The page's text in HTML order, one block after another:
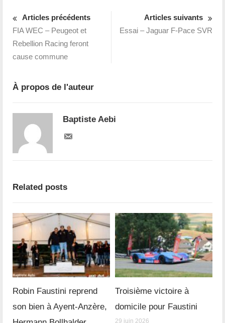
Articles précédents
FIA WEC – Peugeot et
Rebellion Racing feront
cause commune
Articles suivants
Essai – Jaguar F-Pace SVR
À propos de l'auteur
Baptiste Aebi
Related posts
Robin Faustini reprend
son bien à Ayent-Anzère,
Troisième victoire à
domicile pour Faustini
29 juin 2026